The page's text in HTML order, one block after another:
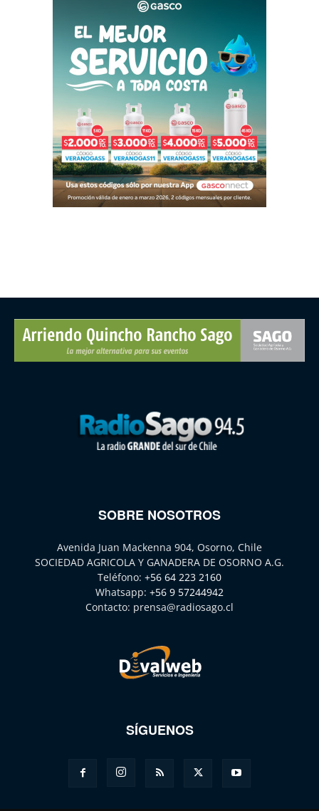
SOBRE NOSOTROS
Avenida Juan Mackenna 904, Osorno, Chile
SOCIEDAD AGRICOLA Y GANADERA DE OSORNO A.G.
Teléfono: +56 64 223 2160
Whatsapp: +56 9 57244942
Contacto: prensa@radiosago.cl
SÍGUENOS